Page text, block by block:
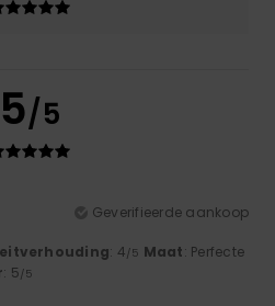
5/5
Geverifieerde aankoop
: 4/5 Maat: Perfecte
: 5/5